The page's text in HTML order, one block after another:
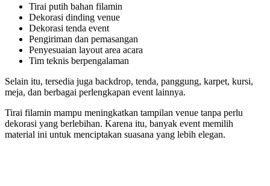
Tirai putih bahan filamin
Dekorasi dinding venue
Dekorasi tenda event
Pengiriman dan pemasangan
Penyesuaian layout area acara
Tim teknis berpengalaman
Selain itu, tersedia juga backdrop, tenda, panggung, karpet, kursi,
meja, dan berbagai perlengkapan event lainnya.
Tirai filamin mampu meningkatkan tampilan venue tanpa perlu
dekorasi yang berlebihan. Karena itu, banyak event memilih
material ini untuk menciptakan suasana yang lebih elegan.